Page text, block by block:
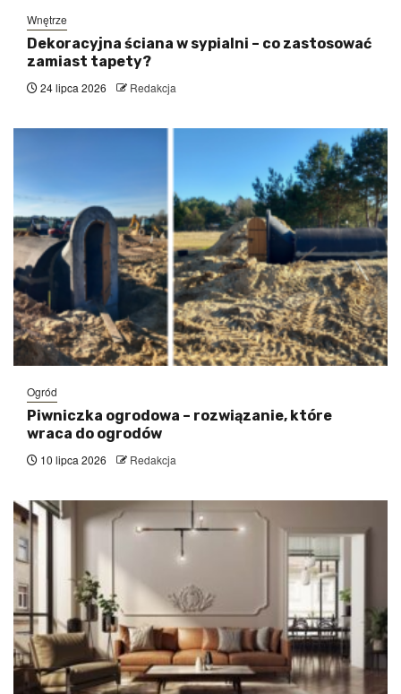
Wnętrze
Dekoracyjna ściana w sypialni – co zastosować
zamiast tapety?
24 lipca 2026 Redakcja
Ogród
Piwniczka ogrodowa – rozwiązanie, które
wraca do ogrodów
10 lipca 2026 Redakcja